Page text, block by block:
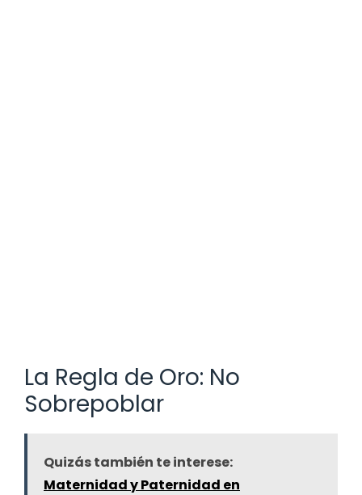
La Regla de Oro: No
Sobrepoblar
Quizás también te interese:
Maternidad y Paternidad en